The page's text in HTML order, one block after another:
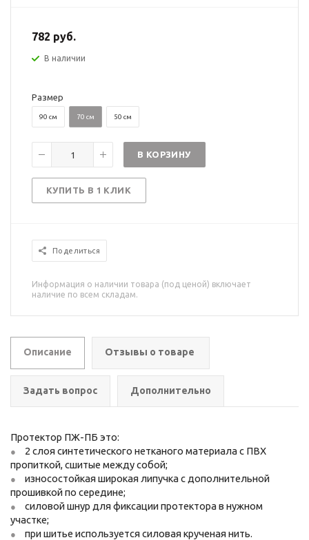
782 руб.
В наличии
Размер
90 см 70 см 50 см
В КОРЗИНУ
КУПИТЬ В 1 КЛИК
Поделиться
Информация о наличии товара (под ценой) включает
наличие по всем складам.
Описание Отзывы о товаре
Задать вопрос Дополнительно
Протектор ПЖ-ПБ это:
2 слоя синтетического нетканого материала с ПВХ
пропиткой, сшитые между собой;
износостойкая широкая липучка с дополнительной
прошивкой по середине;
силовой шнур для фиксации протектора в нужном
участке;
при шитье используется силовая крученая нить.